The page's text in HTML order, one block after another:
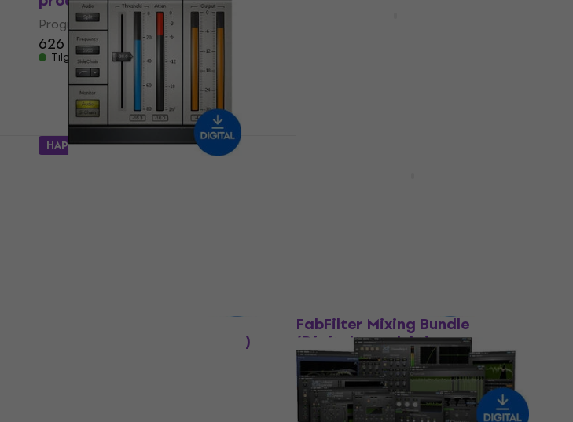
Programvare-plugin FX-prosessor
626 NKr
Tilgjengelig for nedlasting
Waves DeEsser (Digitalt
HAPPY HOUR
Antares Vocal De-Esser by
Auto-Tune (Digitalt produkt)
FabFilter Mixing Bundle
(Digitalt produkt)
Programvare-plugin FX-prosessor
6 739 NKr8 379 NKr
- 20 %
Tilgjengelig for nedlasting